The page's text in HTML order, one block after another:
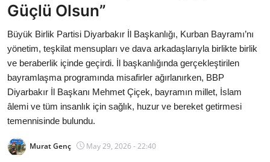
Mülki İdare
Toplum ve Yaşam
Sivil Toplum Kuruluşları
Kamu Kurumları ve Üst Kurullar
Resmi Reklamlar
Güçlü Olsun”
Büyük Birlik Partisi Diyarbakır İl Başkanlığı, Kurban Bayramı’nı
yönetim, teşkilat mensupları ve dava arkadaşlarıyla birlikte birlik
ve beraberlik içinde geçirdi. İl başkanlığında gerçekleştirilen
bayramlaşma programında misafirler ağırlanırken, BBP
Diyarbakır İl Başkanı Mehmet Çiçek, bayramın millet, İslam
âlemi ve tüm insanlık için sağlık, huzur ve bereket getirmesi
temennisinde bulundu.
Murat Genç May 29, 2026 - 22:40